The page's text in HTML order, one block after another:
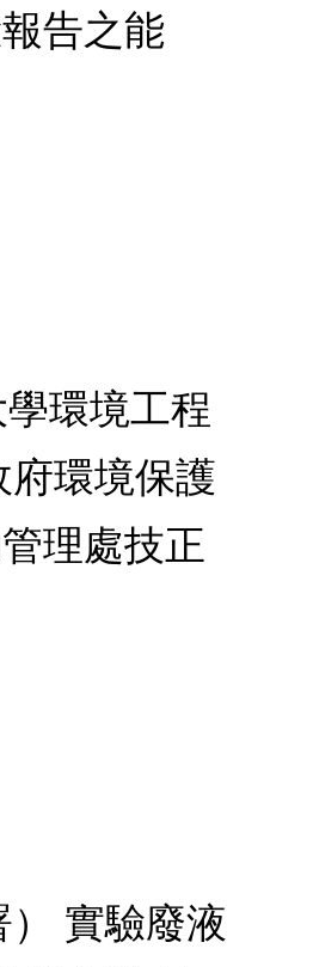
告之能
環境工程
環境保護
理處技正
實驗廢液